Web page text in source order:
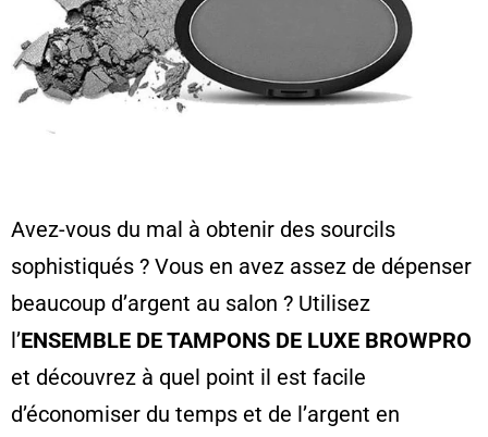
Avez-vous du mal à obtenir des sourcils
sophistiqués ? Vous en avez assez de dépenser
beaucoup d’argent au salon ? Utilisez
l’ENSEMBLE DE TAMPONS DE LUXE BROWPRO
et découvrez à quel point il est facile
d’économiser du temps et de l’argent en